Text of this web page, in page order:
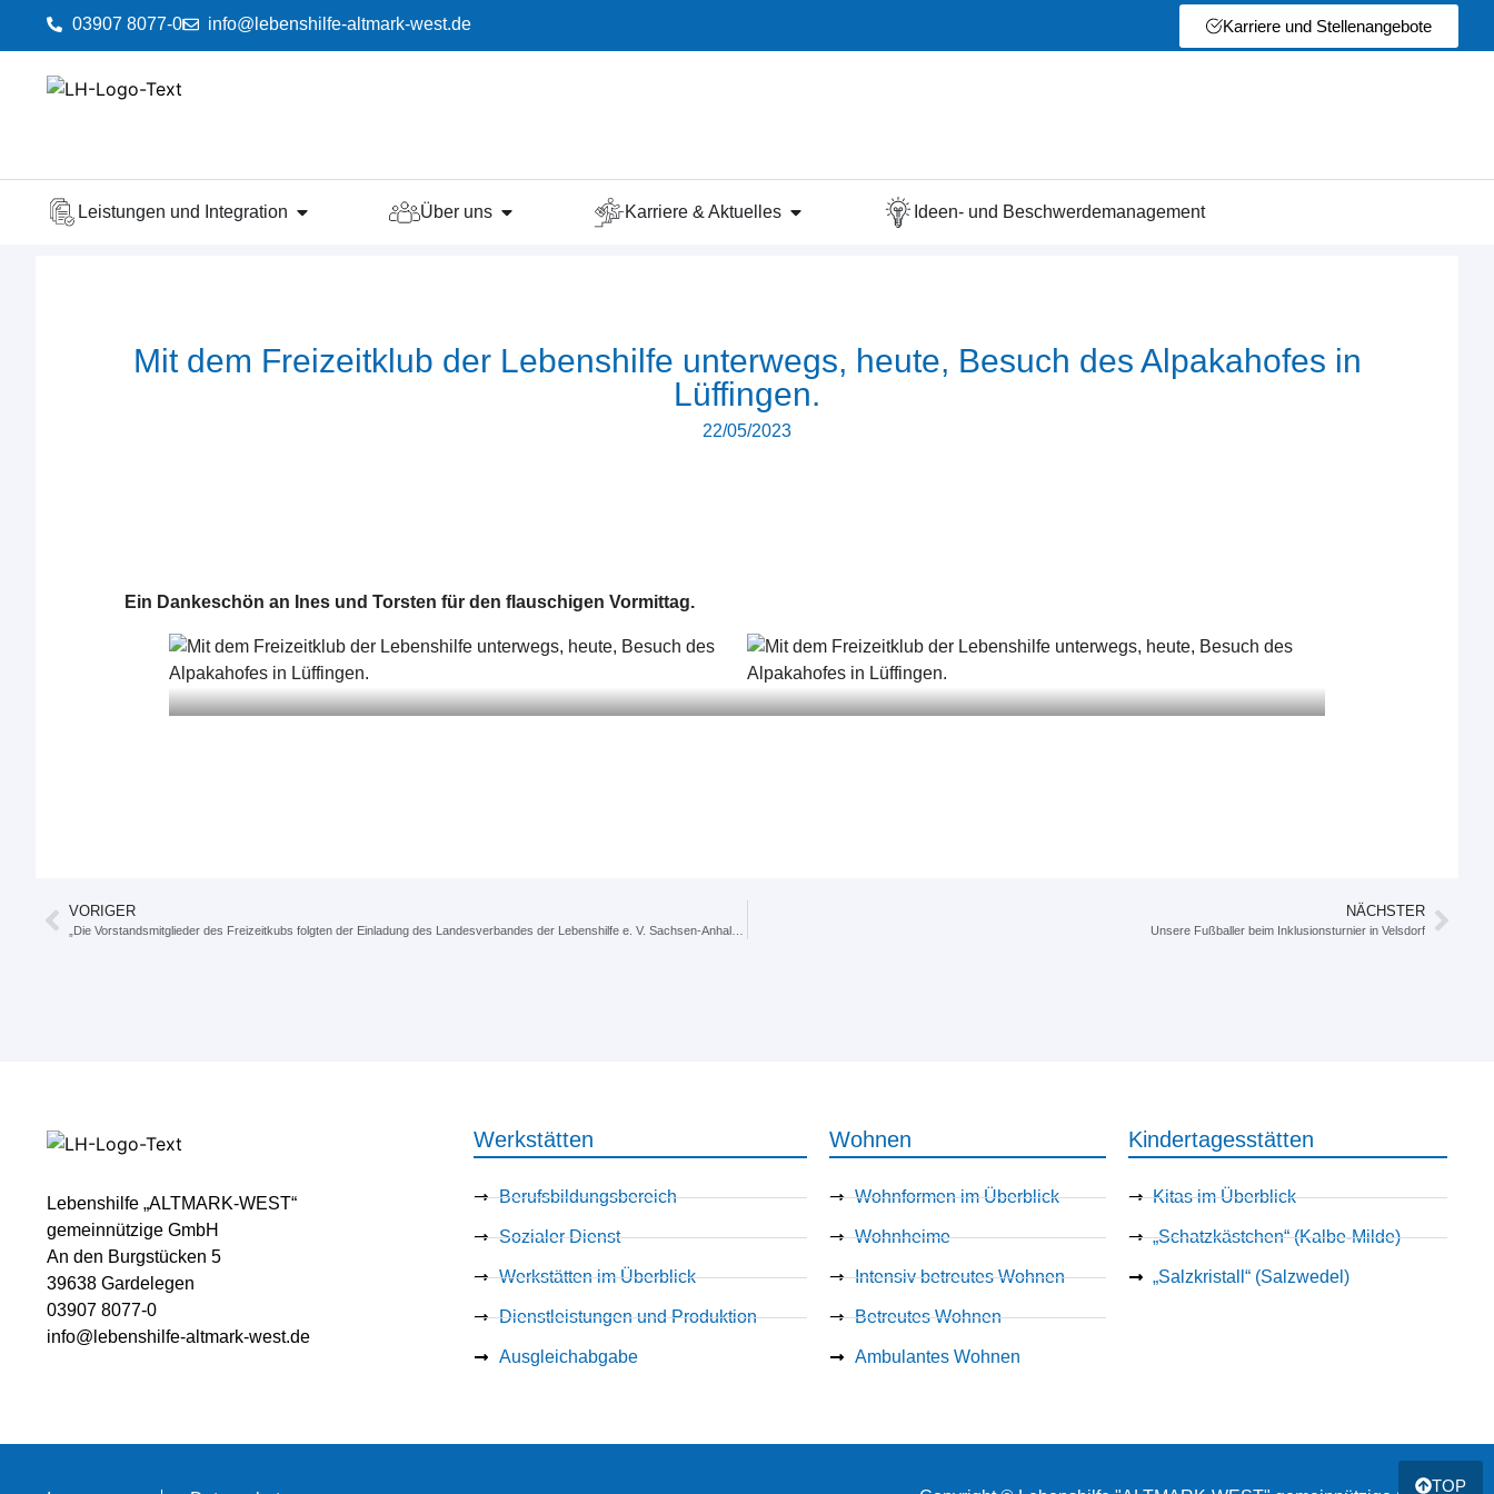
03907 8077-0 info@lebenshilfe-altmark-west.de Karriere und Stellenangebote
Leistungen und Integration Über uns Karriere & Aktuelles Ideen- und Beschwerdemanagement
Mit dem Freizeitklub der Lebenshilfe unterwegs, heute, Besuch des Alpakahofes in
Lüffingen.
22/05/2023
Ein Dankeschön an Ines und Torsten für den flauschigen Vormittag.
VORIGER NÄCHSTER
Unsere Fußballer beim Inklusionsturnier in Velsdorf
Lebenshilfe „ALTMARK-WEST“
gemeinnützige GmbH
An den Burgstücken 5
39638 Gardelegen
03907 8077-0
info@lebenshilfe-altmark-west.de
Werkstätten
Berufsbildungsbereich
Sozialer Dienst
Werkstätten im Überblick
Dienstleistungen und Produktion
Ausgleichabgabe
Wohnen
Wohnformen im Überblick
Wohnheime
Intensiv betreutes Wohnen
Betreutes Wohnen
Ambulantes Wohnen
Kindertagesstätten
Kitas im Überblick
„Schatzkästchen“ (Kalbe-Milde)
„Salzkristall“ (Salzwedel)
TOP